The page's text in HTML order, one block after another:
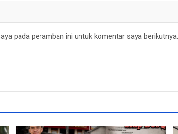
pada peramban ini untuk komentar saya berikutnya.